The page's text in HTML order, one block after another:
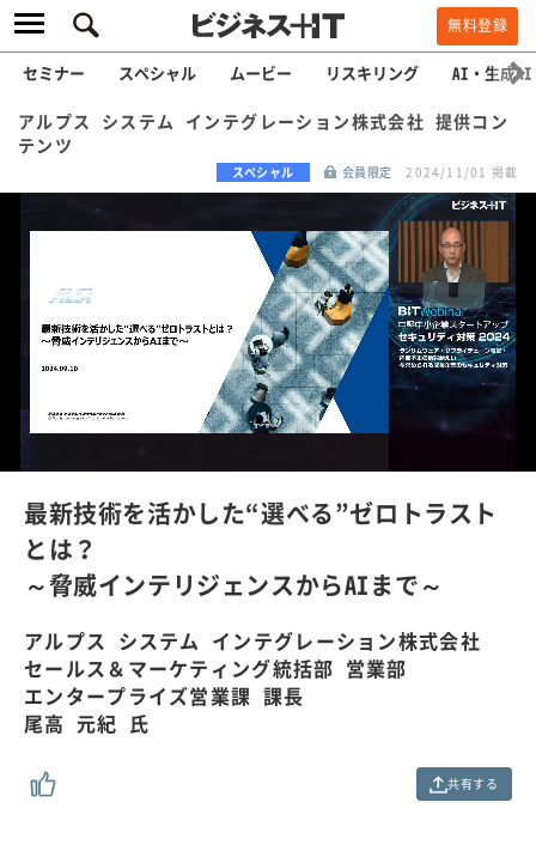
無料登録
セミナー スペシャル ムービー リスキリング AI・生成AI
アルプス システム インテグレーション株式会社 提供コン
テンツ
スペシャル 会員限定 2024/11/01 掲載
U
u
/
L
o
a
:
1
0
%
最新技術を活かした“選べる”ゼロトラスト
とは？
～脅威インテリジェンスからAIまで～
アルプス システム インテグレーション株式会社
セールス＆マーケティング統括部 営業部
エンタープライズ営業課 課長
尾高 元紀 氏
共有する